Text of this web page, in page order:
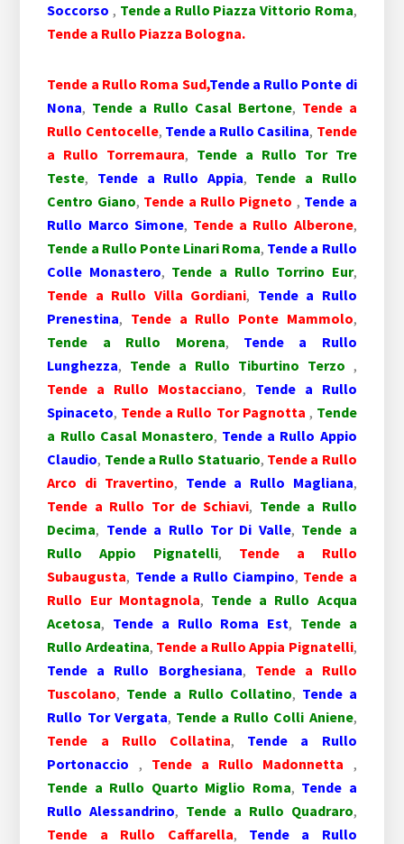
Soccorso , Tende a Rullo Piazza Vittorio Roma,
Tende a Rullo Piazza Bologna.
Tende a Rullo Roma Sud,Tende a Rullo Ponte di
Nona, Tende a Rullo Casal Bertone, Tende a
Rullo Centocelle, Tende a Rullo Casilina, Tende
a Rullo Torremaura, Tende a Rullo Tor Tre
Teste, Tende a Rullo Appia, Tende a Rullo
Centro Giano, Tende a Rullo Pigneto , Tende a
Rullo Marco Simone, Tende a Rullo Alberone,
Tende a Rullo Ponte Linari Roma, Tende a Rullo
Colle Monastero, Tende a Rullo Torrino Eur,
Tende a Rullo Villa Gordiani, Tende a Rullo
Prenestina, Tende a Rullo Ponte Mammolo,
Tende a Rullo Morena, Tende a Rullo
Lunghezza, Tende a Rullo Tiburtino Terzo ,
Tende a Rullo Mostacciano, Tende a Rullo
Spinaceto, Tende a Rullo Tor Pagnotta , Tende
a Rullo Casal Monastero, Tende a Rullo Appio
Claudio, Tende a Rullo Statuario, Tende a Rullo
Arco di Travertino, Tende a Rullo Magliana,
Tende a Rullo Tor de Schiavi, Tende a Rullo
Decima, Tende a Rullo Tor Di Valle, Tende a
Rullo Appio Pignatelli, Tende a Rullo
Subaugusta, Tende a Rullo Ciampino, Tende a
Rullo Eur Montagnola, Tende a Rullo Acqua
Acetosa, Tende a Rullo Roma Est, Tende a
Rullo Ardeatina, Tende a Rullo Appia Pignatelli,
Tende a Rullo Borghesiana, Tende a Rullo
Tuscolano, Tende a Rullo Collatino, Tende a
Rullo Tor Vergata, Tende a Rullo Colli Aniene,
Tende a Rullo Collatina, Tende a Rullo
Portonaccio , Tende a Rullo Madonnetta ,
Tende a Rullo Quarto Miglio Roma, Tende a
Rullo Alessandrino, Tende a Rullo Quadraro,
Tende a Rullo Caffarella, Tende a Rullo